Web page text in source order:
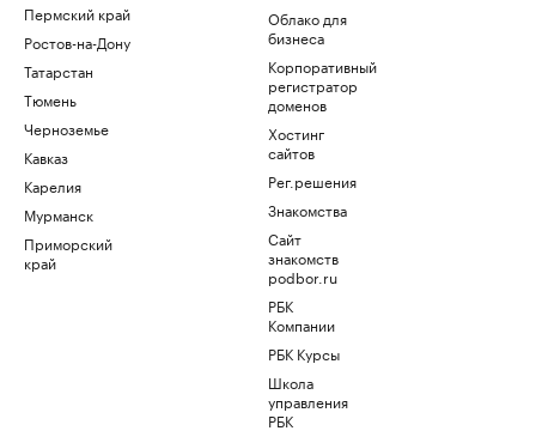
Пермский край
Ростов-на-Дону
Татарстан
Тюмень
Черноземье
Кавказ
Карелия
Мурманск
Приморский
край
Облако для
бизнеса
Корпоративный
регистратор
доменов
Хостинг
сайтов
Рег.решения
Знакомства
Сайт
знакомств
podbor.ru
РБК
Компании
РБК Курсы
Школа
управления
РБК